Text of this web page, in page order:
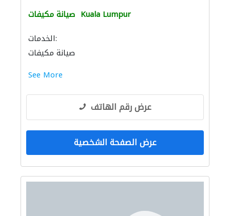
صيانة مكيفات Kuala Lumpur
الخدمات:
صيانة مكيفات
See More
عرض رقم الهاتف
عرض الصفحة الشخصية